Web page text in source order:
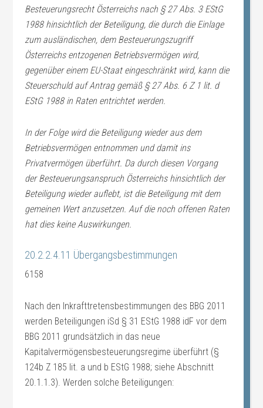
Besteuerungsrecht Österreichs nach § 27 Abs. 3 EStG
1988 hinsichtlich der Beteiligung, die durch die Einlage
zum ausländischen, dem Besteuerungszugriff
Österreichs entzogenen Betriebsvermögen wird,
gegenüber einem EU-Staat eingeschränkt wird, kann die
Steuerschuld auf Antrag gemäß § 27 Abs. 6 Z 1 lit. d
EStG 1988 in Raten entrichtet werden.
In der Folge wird die Beteiligung wieder aus dem
Betriebsvermögen entnommen und damit ins
Privatvermögen überführt. Da durch diesen Vorgang
der Besteuerungsanspruch Österreichs hinsichtlich der
Beteiligung wieder auflebt, ist die Beteiligung mit dem
gemeinen Wert anzusetzen. Auf die noch offenen Raten
hat dies keine Auswirkungen.
20.2.2.4.11 Übergangsbestimmungen
6158
Nach den Inkrafttretensbestimmungen des BBG 2011
werden Beteiligungen iSd § 31 EStG 1988 idF vor dem
BBG 2011 grundsätzlich in das neue
Kapitalvermögensbesteuerungsregime überführt (§
124b Z 185 lit. a und b EStG 1988; siehe Abschnitt
20.1.1.3). Werden solche Beteiligungen: